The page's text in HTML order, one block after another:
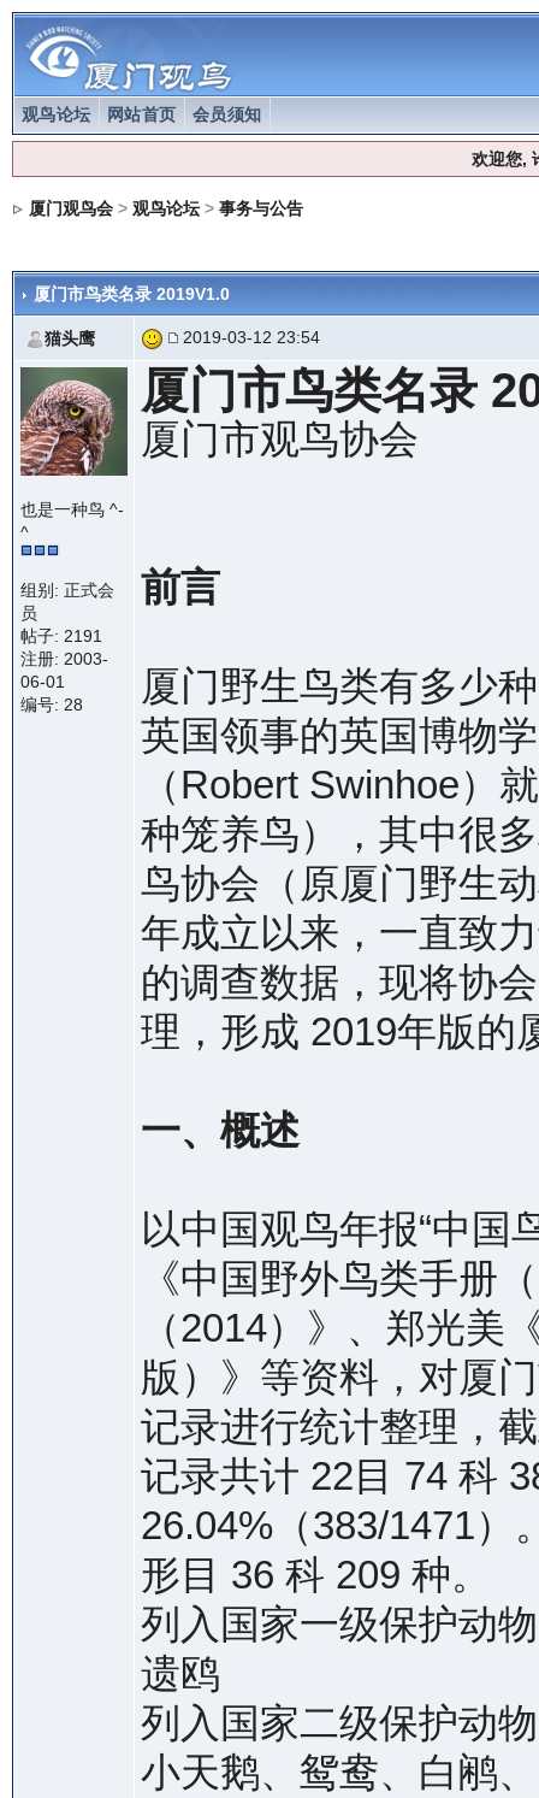
观鸟论坛 网站首页 会员须知
欢迎您,
厦门观鸟会> 观鸟论坛> 事务与公告
厦门市鸟类名录 2019V1.0
猫头鹰 2019-03-12 23:54
也是一种鸟 ^-
^
组别: 正式会
员
帖子: 2191
注册: 2003-
06-01
编号: 28
厦门市鸟类名录
厦门市观鸟协会
前言
厦门野生鸟类有多少
英国领事的英国博物
（Robert Swinhoe）
种笼养鸟），其中很
鸟协会（原厦门野生
年成立以来，一直致
的调查数据，现将协
理，形成 2019年版的
一、概述
以中国观鸟年报“中国
《中国野外鸟类手册
（2014）》、郑光美
版）》等资料，对厦
记录进行统计整理，
记录共计 22目 74 科
26.04%（383/1471）
形目 36 科 209 种。
列入国家一级保护动
遗鸥
列入国家二级保护动
小天鹅、鸳鸯、白鹇